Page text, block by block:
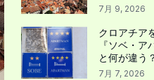
7月 9, 2026
クロアチア
『ソベ・
と何が違う
7月 7, 2026